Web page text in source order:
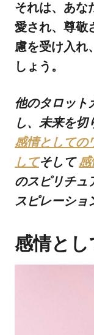
それは、あな
愛され、尊敬
慮を受け入れ
しょう。
他のタロット
し、未来を切
感情としての
してそして感
のスピリチュ
スピレーショ
感情と